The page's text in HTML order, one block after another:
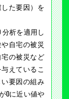
た要因）を
析を適用し
自宅の被災
の被災など
えているこ
要因の組み
0に近い値や